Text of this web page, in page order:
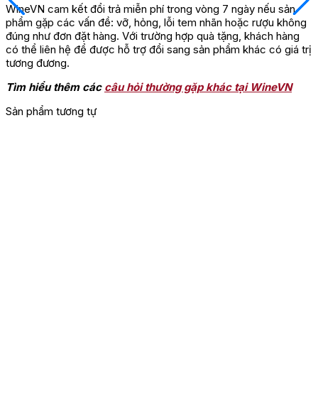
WineVN cam kết đổi trả miễn phí trong vòng 7 ngày nếu sản
phẩm gặp các vấn đề: vỡ, hỏng, lỗi tem nhãn hoặc rượu không
đúng như đơn đặt hàng. Với trường hợp quà tặng, khách hàng
có thể liên hệ để được hỗ trợ đổi sang sản phẩm khác có giá trị
tương đương.
Tìm hiểu thêm các câu hỏi thường gặp khác tại WineVN
Sản phẩm tương tự